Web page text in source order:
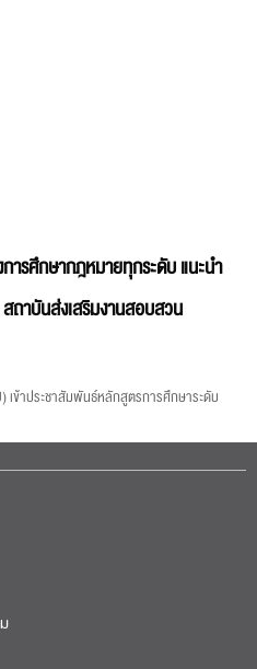
ารศึกษากฎหมายทุกระดับ แนะนำ
าบันส่งเสริมงานสอบสวน
ข้าประชาสัมพันธ์หลักสูตรการศึกษาระดับ